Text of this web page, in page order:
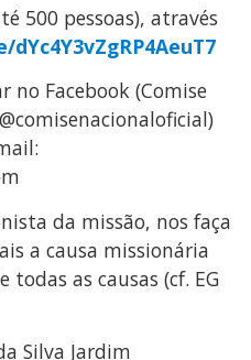
500 pessoas), através
no Facebook (Comise
da missão, nos faça
a causa missionária
as causas (cf. EG
Silva Jardim